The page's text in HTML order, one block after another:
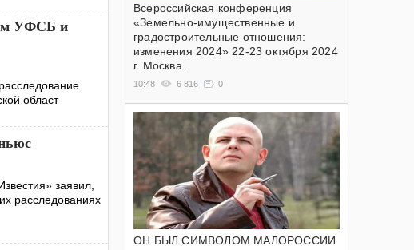
УФСБ и
област
заявил,
расследованиях
Всероссийская конференция
«Земельно-имущественные и
градостроительные отношения:
изменения 2024» 22-23 октября 2024
г. Москва.
10:48 6 816 0
ОН БЫЛ СИМВОЛОМ МАЛОРОССИИ